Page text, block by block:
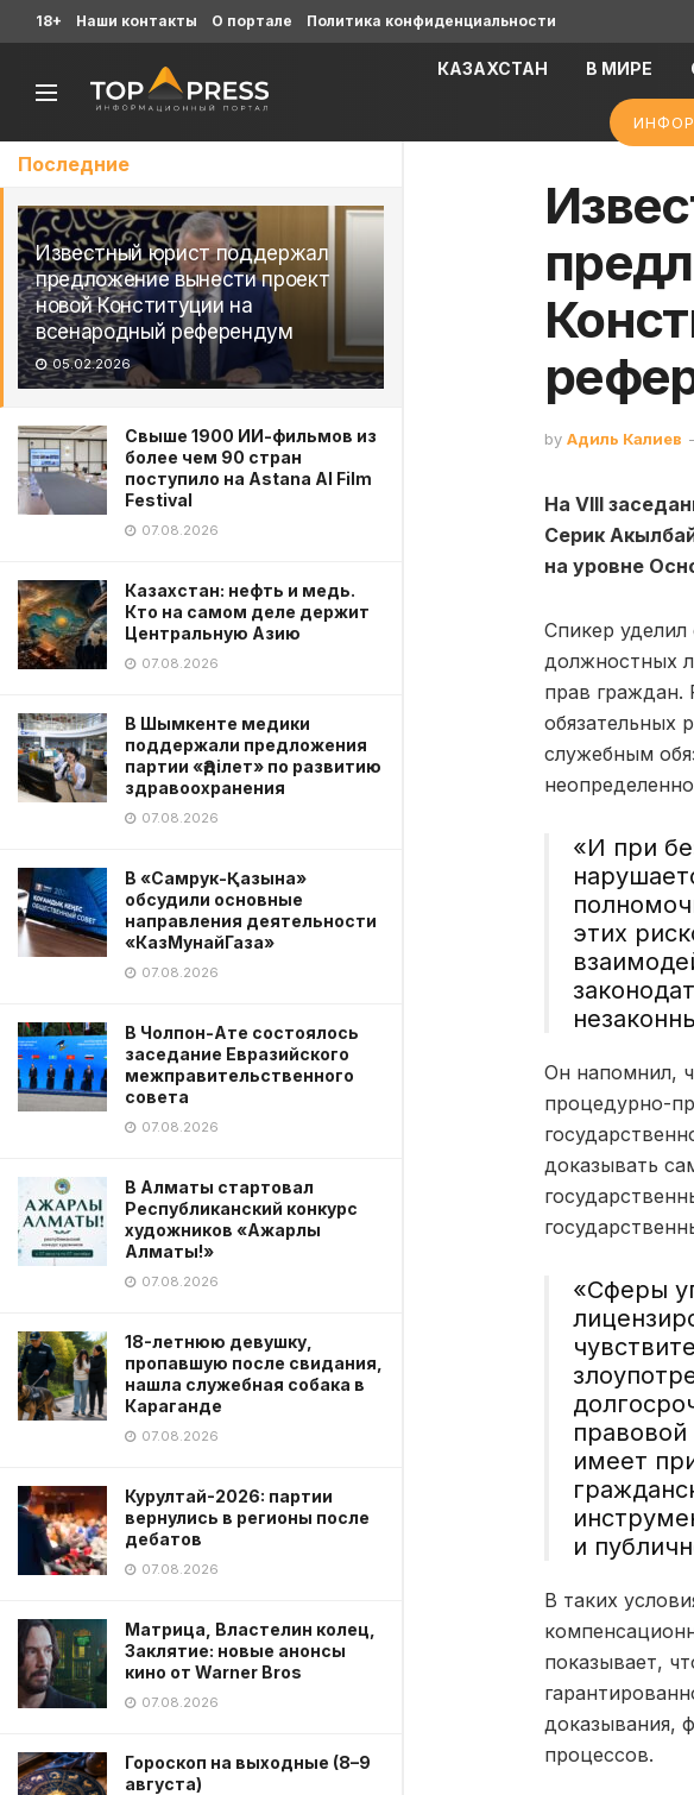
Последние
Известный юрист поддержал
предложение вынести проект
новой Конституции на
всенародный референдум
05.02.2026
Свыше 1900 ИИ-фильмов из
более чем 90 стран
поступило на Astana AI Film
Festival
07.08.2026
Казахстан: нефть и медь.
Кто на самом деле держит
Центральную Азию
07.08.2026
В Шымкенте медики
поддержали предложения
партии «Әділет» по развитию
здравоохранения
07.08.2026
В «Самрук-Қазына»
обсудили основные
направления деятельности
«КазМунайГаза»
07.08.2026
В Чолпон-Ате состоялось
заседание Евразийского
межправительственного
совета
07.08.2026
В Алматы стартовал
Республиканский конкурс
художников «Ажарлы
Алматы!»
07.08.2026
18-летнюю девушку,
пропавшую после свидания,
нашла служебная собака в
Караганде
07.08.2026
Курултай-2026: партии
вернулись в регионы после
дебатов
07.08.2026
Матрица, Властелин колец,
Заклятие: новые анонсы
кино от Warner Bros
07.08.2026
Гороскоп на выходные (8–9
августа)
18+ Наши контакты О портале Политика конфиденциальности
КАЗАХСТАН В МИРЕ
by Адиль Калиев
На VIII
Серик
на уровне
Спикер уделил
должностных
прав граждан.
обязательных
служебным
«И при
этих
Он напомнил,
процедурно-
доказывать
«Сферы
правовой
имеет
и
В таких
показывает,
доказывания,
процессов.